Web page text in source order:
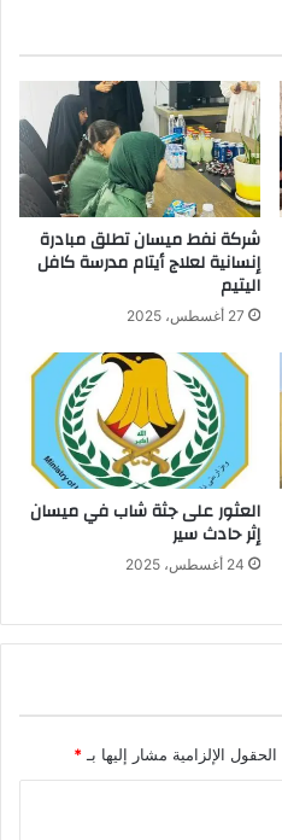
شركة نفط ميسان تطلق مبادرة
إنسانية لعلاج أيتام مدرسة كافل
اليتيم
27 أغسطس، 2025
العثور على جثة شاب في ميسان
إثر حادث سير
24 أغسطس، 2025
الحقول الإلزامية مشار إليها بـ *